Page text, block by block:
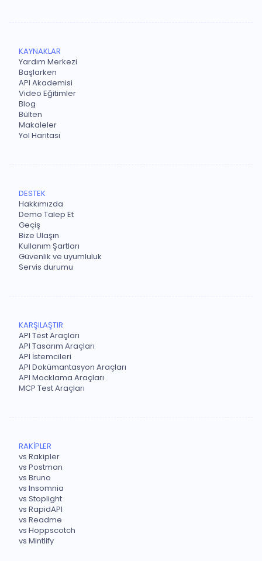
KAYNAKLAR
Yardım Merkezi
Başlarken
API Akademisi
Video Eğitimler
Blog
Bülten
Makaleler
Yol Haritası
DESTEK
Hakkımızda
Demo Talep Et
Geçiş
Bize Ulaşın
Kullanım Şartları
Güvenlik ve uyumluluk
Servis durumu
KARŞILAŞTIR
API Test Araçları
API Tasarım Araçları
API İstemcileri
API Dokümantasyon Araçları
API Mocklama Araçları
MCP Test Araçları
RAKİPLER
vs Rakipler
vs Postman
vs Bruno
vs Insomnia
vs Stoplight
vs RapidAPI
vs Readme
vs Hoppscotch
vs Mintlify